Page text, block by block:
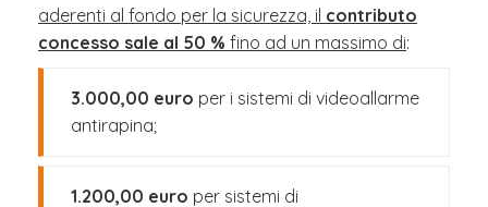
aderenti al fondo per la sicurezza, il contributo
concesso sale al 50 % fino ad un massimo di:
3.000,00 euro per i sistemi di videoallarme
antirapina;
1.200,00 euro per sistemi di